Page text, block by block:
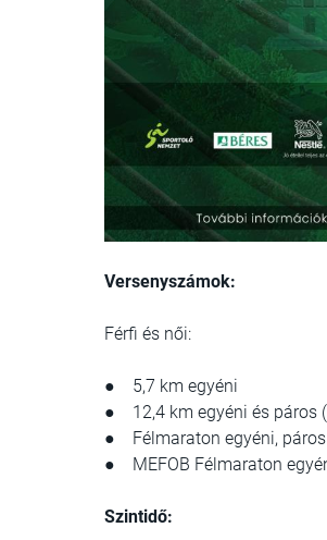
Versenyszámok:
Férfi és női:
● 5,7 km egyéni
● 12,4 km egyéni és páros
● Félmaraton egyéni,
● MEFOB Félmaraton
Szintidő: